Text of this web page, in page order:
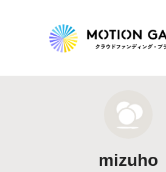
新着プロジェクト
Feature
mizuho